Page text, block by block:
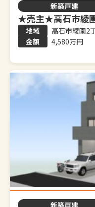
新築戸建
★売主★高石市綾
高石市綾園2
4,580万円
新築戸建